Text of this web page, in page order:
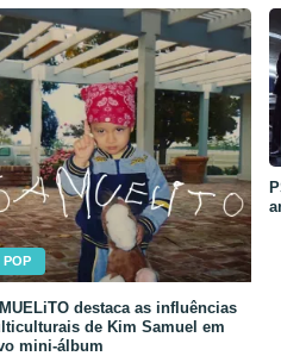
POP
destaca as influências
de Kim Samuel em
mini-álbum